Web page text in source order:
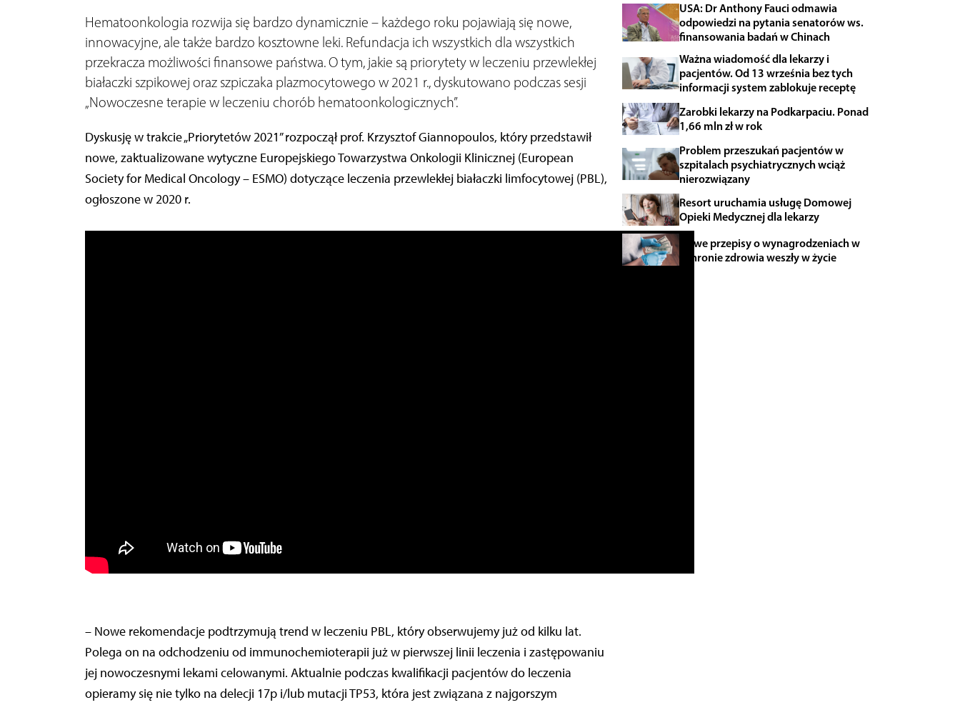
Hematoonkologia rozwija się bardzo dynamicznie – każdego roku pojawiają się nowe,
innowacyjne, ale także bardzo kosztowne leki. Refundacja ich wszystkich dla wszystkich
przekracza możliwości finansowe państwa. O tym, jakie są priorytety w leczeniu przewlekłej
białaczki szpikowej oraz szpiczaka plazmocytowego w 2021 r., dyskutowano podczas sesji
„Nowoczesne terapie w leczeniu chorób hematoonkologicznych”.
Dyskusję w trakcie „Priorytetów 2021” rozpoczął prof. Krzysztof Giannopoulos, który przedstawił
nowe, zaktualizowane wytyczne Europejskiego Towarzystwa Onkologii Klinicznej (European
Society for Medical Oncology – ESMO) dotyczące leczenia przewlekłej białaczki limfocytowej (PBL),
ogłoszone w 2020 r.
– Nowe rekomendacje podtrzymują trend w leczeniu PBL, który obserwujemy już od kilku lat.
Polega on na odchodzeniu od immunochemioterapii już w pierwszej linii leczenia i zastępowaniu
jej nowoczesnymi lekami celowanymi. Aktualnie podczas kwalifikacji pacjentów do leczenia
opieramy się nie tylko na delecji 17p i/lub mutacji TP53, która jest związana z najgorszym
USA: Dr Anthony Fauci odmawia
odpowiedzi na pytania senatorów ws.
finansowania badań w Chinach
Ważna wiadomość dla lekarzy i
pacjentów. Od 13 września bez tych
informacji system zablokuje receptę
Zarobki lekarzy na Podkarpaciu. Ponad
1,66 mln zł w rok
Problem przeszukań pacjentów w
szpitalach psychiatrycznych wciąż
nierozwiązany
Resort uruchamia usługę Domowej
Opieki Medycznej dla lekarzy
Nowe przepisy o wynagrodzeniach w
ochronie zdrowia weszły w życie